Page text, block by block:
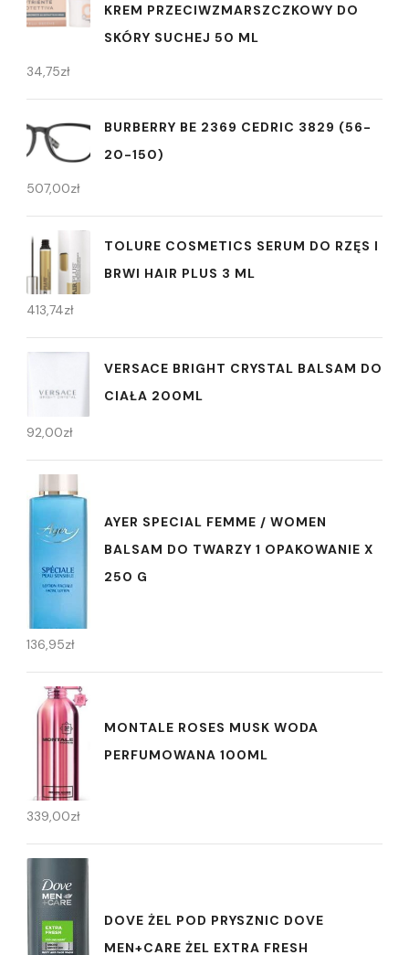
KREM PRZECIWZMARSZCZKOWY DO
SKÓRY SUCHEJ 50 ML
34,75zł
BURBERRY BE 2369 CEDRIC 3829 (56-
20-150)
507,00zł
TOLURE COSMETICS SERUM DO RZĘS I
BRWI HAIR PLUS 3 ML
413,74zł
VERSACE BRIGHT CRYSTAL BALSAM DO
CIAŁA 200ML
92,00zł
AYER SPECIAL FEMME / WOMEN
BALSAM DO TWARZY 1 OPAKOWANIE X
250 G
136,95zł
MONTALE ROSES MUSK WODA
PERFUMOWANA 100ML
339,00zł
DOVE ŻEL POD PRYSZNIC DOVE
MEN+CARE ŻEL EXTRA FRESH